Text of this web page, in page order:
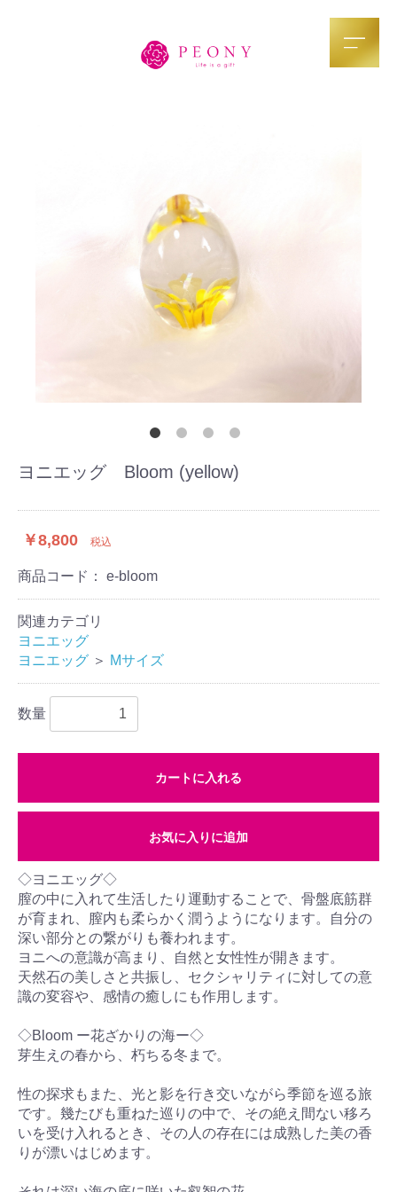
ヨニエッグ Bloom (yellow)
￥8,800 税込
商品コード： e-bloom
関連カテゴリ
ヨニエッグ
ヨニエッグ ＞ Mサイズ
数量
カートに入れる
お気に入りに追加
◇ヨニエッグ◇
膣の中に入れて生活したり運動することで、骨盤底筋群
が育まれ、膣内も柔らかく潤うようになります。自分の
深い部分との繋がりも養われます。
ヨニへの意識が高まり、自然と女性性が開きます。
天然石の美しさと共振し、セクシャリティに対しての意
識の変容や、感情の癒しにも作用します。
◇Bloom ー花ざかりの海ー◇
芽生えの春から、朽ちる冬まで。
性の探求もまた、光と影を行き交いながら季節を巡る旅
です。幾たびも重ねた巡りの中で、その絶え間ない移ろ
いを受け入れるとき、その人の存在には成熟した美の香
りが漂いはじめます。